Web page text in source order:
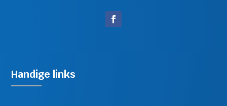
Handige links